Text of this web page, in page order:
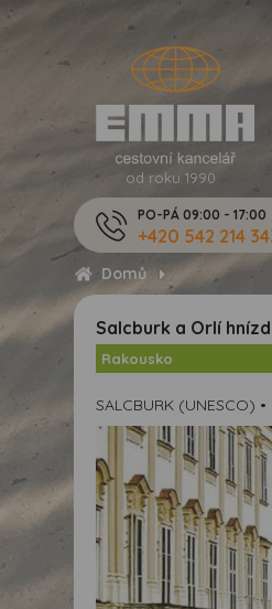
od roku 1990
PO-PÁ 09:00 - 17:00
+420 542 214
Domů
Salcburk a Orlí
Rakousko
SALCBURK (UNESCO) •